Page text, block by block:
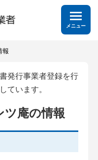
メニュー
報
発行事業者登録を行
ています。
ツ庵の情報